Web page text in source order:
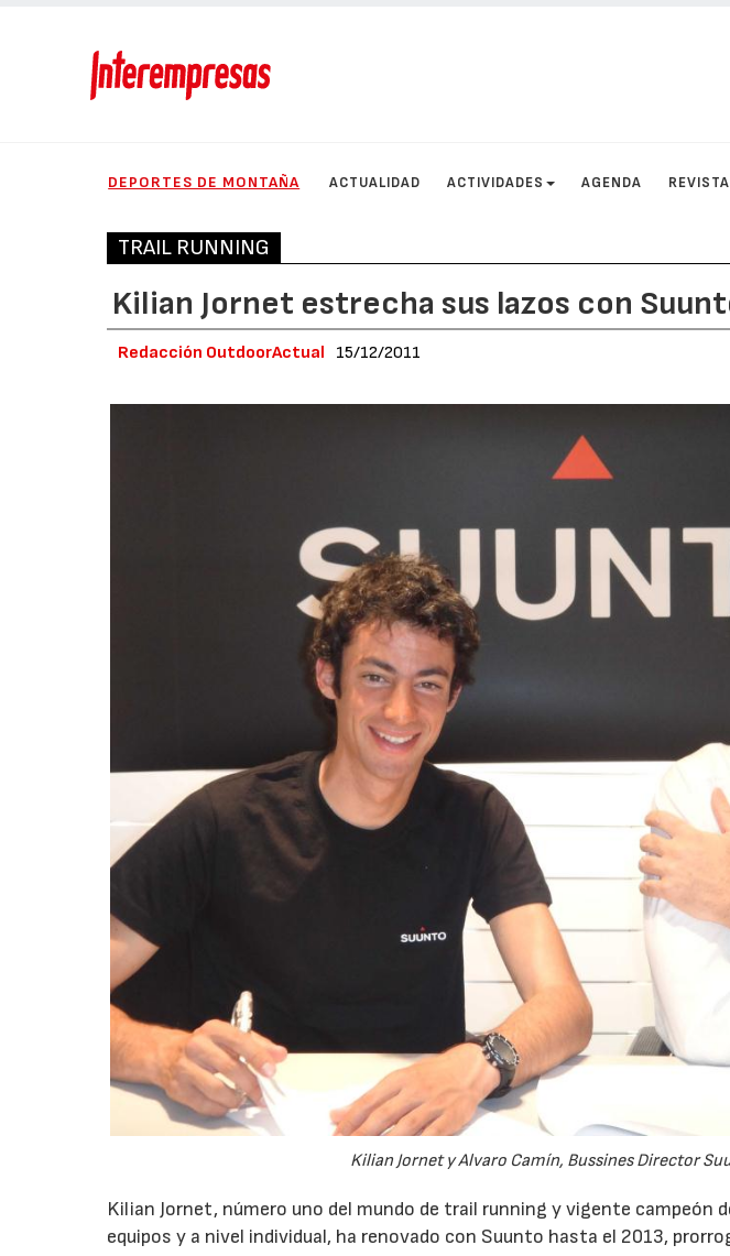
DEPORTES DE MONTAÑA ACTUALIDAD ACTIVIDADES AGENDA
TRAIL RUNNING
Kilian Jornet estrecha sus lazos con
Redacción OutdoorActual 15/12/2011
Kilian Jornet y Alvaro Camín, Bussines Director
Kilian Jornet, número uno del mundo de trail running y vigente campeón
equipos y a nivel individual, ha renovado con Suunto hasta el 2013,